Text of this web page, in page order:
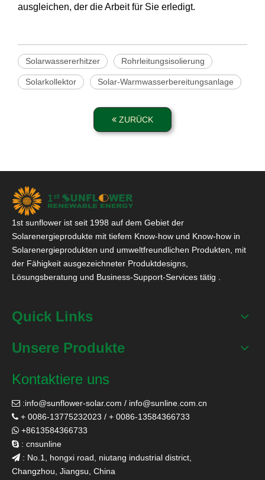
ausgleichen, der die Arbeit für Sie erledigt.
Solarwassererhitzer Rohrleitungsisolierung
Solarkollektor Solar-Warmwasserbereitungsanlage
ZURÜCK
1st sunflower ist seit 1998 auf dem Gebiet der
Solarenergieprodukte mit tiefem Know-how und Know-how in
Solarenergieprodukten und umweltfreundlichen Produkten, mit
der Fähigkeit ausgezeichneter Produktdesigns,
Lösungsberatung und Business-Support-Services tätig .
Quick Links
Unsere Produkte
Kontaktiere uns
 :info@sunflower-solar.com / info@sunline.com.cn
 + 0086-13775232023 / + 0086-13584366733
 +8613584366733
 : cnsunline
 : No.1, hongxi road, niutang industrial district,
Changzhou, Jiangsu, China